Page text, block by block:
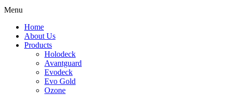
Menu
Home
About Us
Products
Holodeck
Avantguard
Evodeck
Evo Gold
Ozone